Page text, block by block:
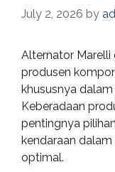
July 2, 2026 by
Alternator Marelli
produsen
khususnya
Keberadaan
pentingnya
kendaraan
optimal.